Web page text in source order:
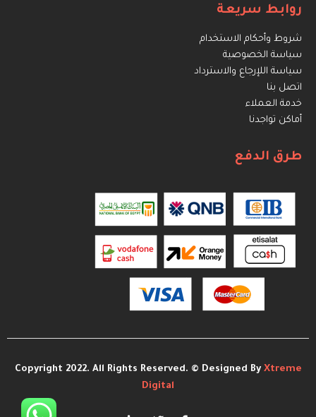
روابط سريعة
شروط وأحكام الاستخدام
سياسة الخصوصية
سياسة اللإرجاع والاسترداد
اتصل بنا
خدمة العملاء
أماكن تواجدنا
طرق الدفع
Copyright 2022. All Rights Reserved. © Designed ByXtreme
Digital